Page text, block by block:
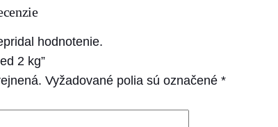
hodnotenie.
2 kg”
Vyžadované polia sú označené *